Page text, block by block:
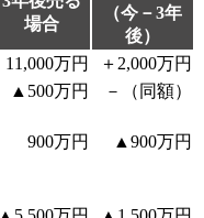
場合
（今－3年
後）
11,000万円
＋2,000万円
▲500万円
－（同額）
900万円 ▲900万円